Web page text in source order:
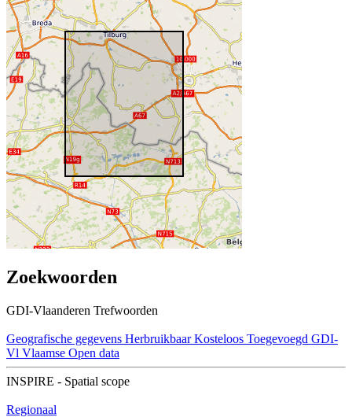
Zoekwoorden
GDI-Vlaanderen Trefwoorden
Geografische gegevens Herbruikbaar Kosteloos Toegevoegd GDI-
Vl Vlaamse Open data
INSPIRE - Spatial scope
Regionaal